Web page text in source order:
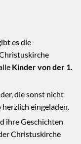
es die
Kinder von der 1.
die sonst nicht
eingeladen.
ihre Geschichten
Christuskirche